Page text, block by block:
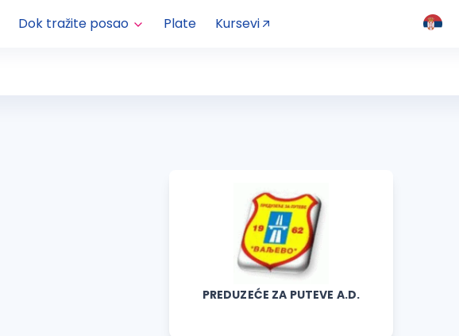
Dok tražite posao Plate Kursevi
PREDUZEĆE ZA PUTEVE A.D.